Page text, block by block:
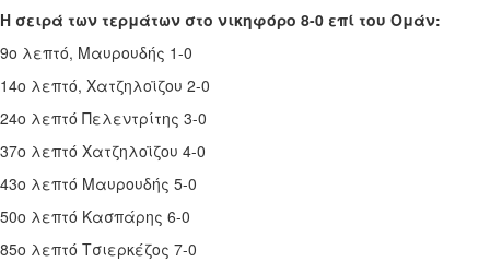
Η σειρά των τερμάτων στο νικηφόρο 8-0 επί του Ομάν:
9ο λεπτό, Μαυρουδής 1-0
14ο λεπτό, Χατζηλοϊζου 2-0
24ο λεπτό Πελεντρίτης 3-0
37ο λεπτό Χατζηλοϊζου 4-0
43ο λεπτό Μαυρουδής 5-0
50ο λεπτό Κασπάρης 6-0
85ο λεπτό Τσιερκέζος 7-0